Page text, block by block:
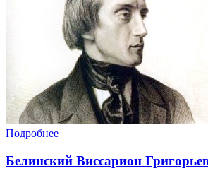
Подробнее
Белинский Виссарион